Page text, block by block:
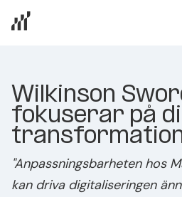
Wilkinson
fokuserar på
"Anpassningsbarheten hos
kan driva digitaliseringen